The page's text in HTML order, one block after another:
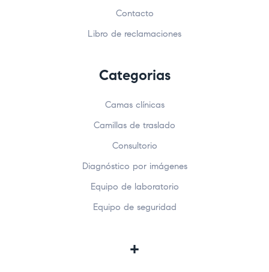
Contacto
Libro de reclamaciones
Categorias
Camas clínicas
Camillas de traslado
Consultorio
Diagnóstico por imágenes
Equipo de laboratorio
Equipo de seguridad
+